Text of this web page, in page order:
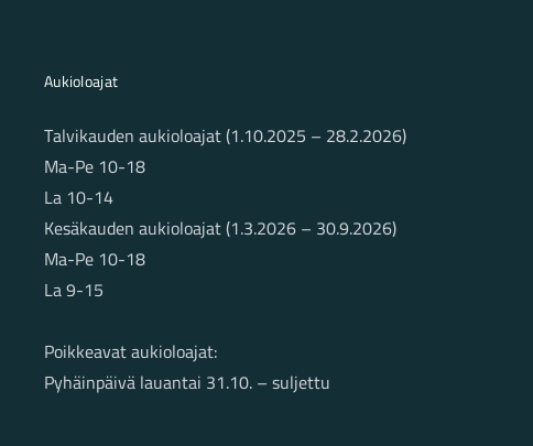
Aukioloajat
Talvikauden aukioloajat (1.10.2025 – 28.2.2026)
Ma-Pe 10-18
La 10-14
Kesäkauden aukioloajat (1.3.2026 – 30.9.2026)
Ma-Pe 10-18
La 9-15
Poikkeavat aukioloajat:
Pyhäinpäivä lauantai 31.10. – suljettu